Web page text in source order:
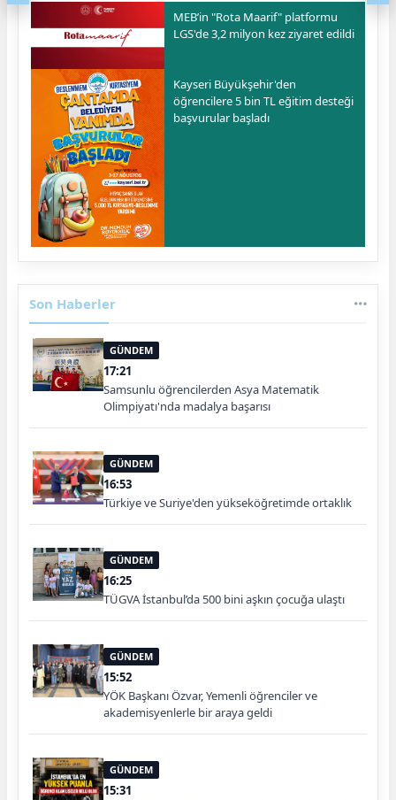
MEB’in "Rota Maarif" platformu
LGS'de 3,2 milyon kez ziyaret edildi
Kayseri Büyükşehir'den
öğrencilere 5 bin TL eğitim desteği
başvurular başladı
Son Haberler
GÜNDEM
17:21
Samsunlu öğrencilerden Asya Matematik
Olimpiyatı'nda madalya başarısı
GÜNDEM
16:53
Türkiye ve Suriye'den yükseköğretimde ortaklık
GÜNDEM
16:25
TÜGVA İstanbul’da 500 bini aşkın çocuğa ulaştı
GÜNDEM
15:52
YÖK Başkanı Özvar, Yemenli öğrenciler ve
akademisyenlerle bir araya geldi
GÜNDEM
15:31